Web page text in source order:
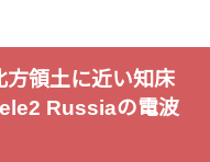
領土に近い知床
Russiaの電波